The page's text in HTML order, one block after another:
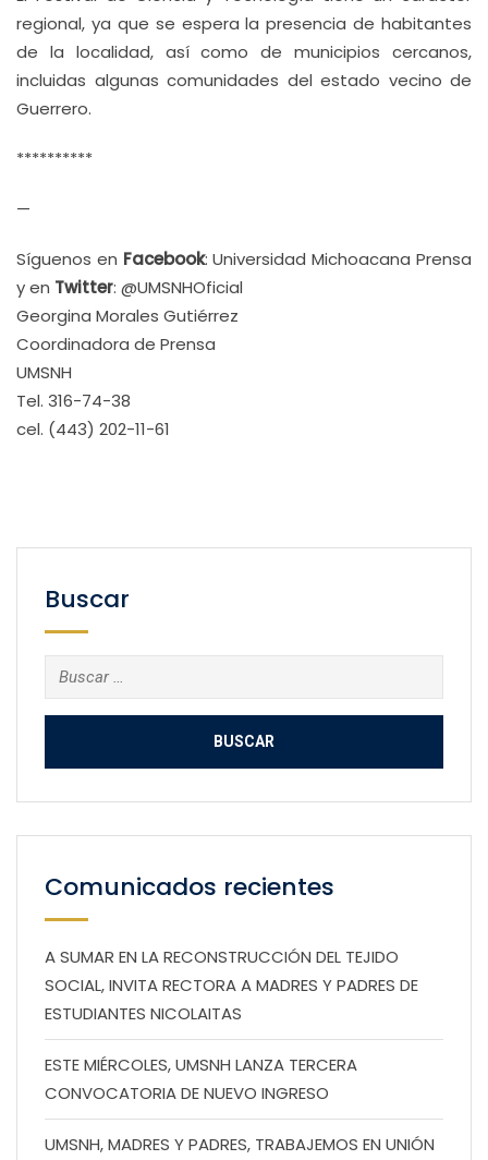
regional, ya que se espera la presencia de habitantes
de la localidad, así como de municipios cercanos,
incluidas algunas comunidades del estado vecino de
Guerrero.
**********
—
Síguenos en Facebook: Universidad Michoacana Prensa
y en Twitter: @UMSNHOficial
Georgina Morales Gutiérrez
Coordinadora de Prensa
UMSNH
Tel. 316-74-38
cel. (443) 202-11-61
Buscar
Buscar:
Comunicados recientes
A SUMAR EN LA RECONSTRUCCIÓN DEL TEJIDO
SOCIAL, INVITA RECTORA A MADRES Y PADRES DE
ESTUDIANTES NICOLAITAS
ESTE MIÉRCOLES, UMSNH LANZA TERCERA
CONVOCATORIA DE NUEVO INGRESO
UMSNH, MADRES Y PADRES, TRABAJEMOS EN UNIÓN